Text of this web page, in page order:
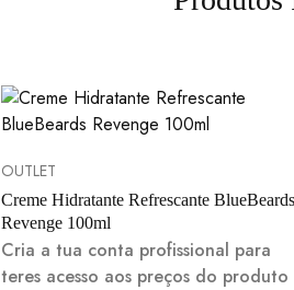
OUTLET
Creme Hidratante Refrescante BlueBeards
Revenge 100ml
Cria a tua conta profissional para
teres acesso aos preços do produto